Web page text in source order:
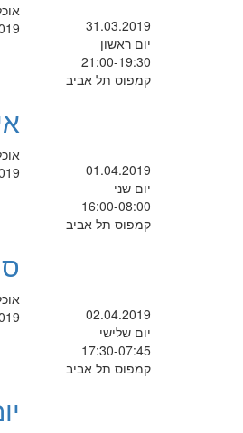
31.03.2019
יום ראשון
21:00-19:30
קמפוס תל אביב
01.04.2019
יום שני
16:00-08:00
קמפוס תל אביב
02.04.2019
יום שלישי
17:30-07:45
קמפוס תל אביב